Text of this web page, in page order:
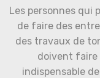
Les personnes qui
de faire des
des travaux de
doivent faire
indispensable